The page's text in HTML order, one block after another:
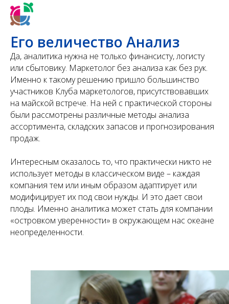
Его величество Анализ
Да, аналитика нужна не только финансисту, логисту
или сбытовику. Маркетолог без анализа как без рук.
Именно к такому решению пришло большинство
участников Клуба маркетологов, присутствовавших
на майской встрече. На ней с практической стороны
были рассмотрены различные методы анализа
ассортимента, складских запасов и прогнозирования
продаж.
Интересным оказалось то, что практически никто не
использует методы в классическом виде – каждая
компания тем или иным образом адаптирует или
модифицирует их под свои нужды. И это дает свои
плоды. Именно аналитика может стать для компании
«островком уверенности» в окружающем нас океане
неопределенности.